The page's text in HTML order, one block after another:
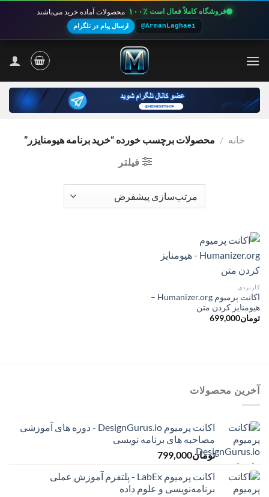
فروشگاه کاملاً فعال است ۱۰۰٪ محصولات آماده خرید می‌باشند
@ArmanLaghaei ارسال پیام در تلگرام
خانه / محصولات برچسب خورده “خرید برنامه هیومنایزر”
فیلتر
کاربردی
اکانت پرمیوم Humanizer.org –
هیومنایز کردن متن
تومان699,000
آخرین محصولات
اکانت پرمیوم DesignGurus.io - دوره ‌های آموزشی
مصاحبه ‌های برنامه نویسی
تومان799,000
اکانت پرمیوم LabEx - پلتفرم آموزش عملی
برنامه‌نویسی و علوم داده